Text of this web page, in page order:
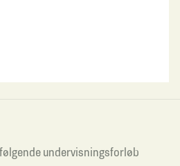
undervisningsforløb